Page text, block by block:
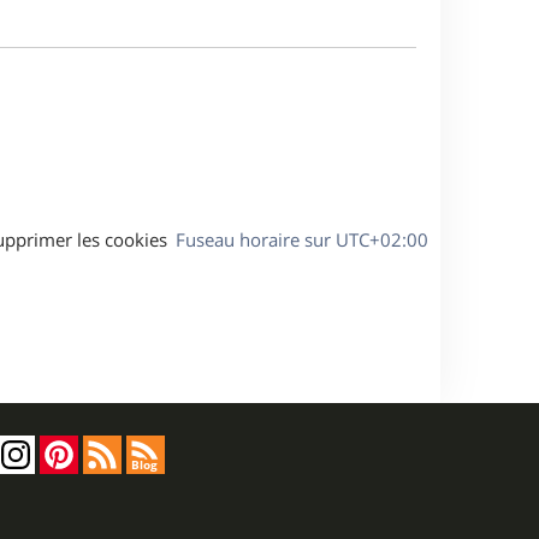
Fuseau horaire sur UTC+02:00
les cookies